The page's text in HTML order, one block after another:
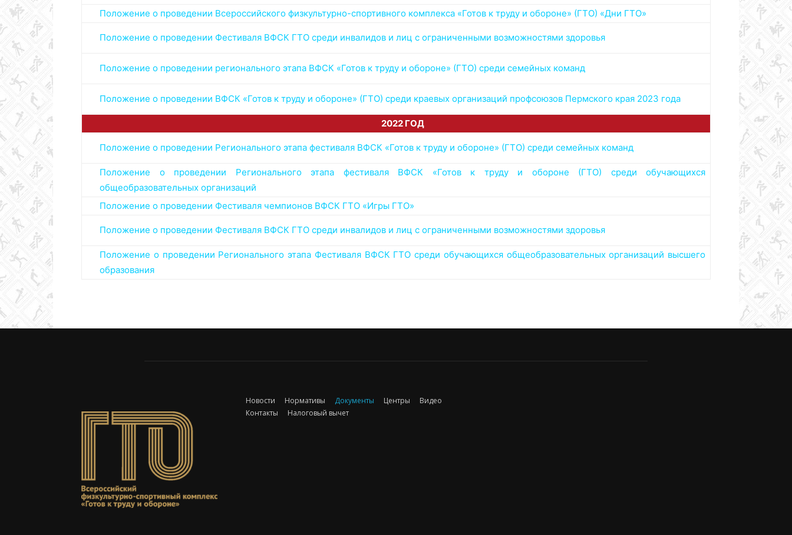
Положение о проведении Всероссийского физкультурно-спортивного комплекса «Готов к труду и обороне» (ГТО) «Дни ГТО»
Положение о проведении Фестиваля ВФСК ГТО среди инвалидов и лиц с ограниченными возможностями здоровья
Положение о проведении регионального этапа ВФСК «Готов к труду и обороне» (ГТО) среди семейных команд
Положение о проведении ВФСК «Готов к труду и обороне» (ГТО) среди краевых организаций профсоюзов Пермского края 2023 года
2022 ГОД
Положение о проведении Регионального этапа фестиваля ВФСК «Готов к труду и обороне» (ГТО) среди семейных команд
Положение о проведении Регионального этапа фестиваля ВФСК «Готов к труду и обороне (ГТО) среди обучающихся
общеобразовательных организаций
Положение о проведении Фестиваля чемпионов ВФСК ГТО «Игры ГТО»
Положение о проведении Фестиваля ВФСК ГТО среди инвалидов и лиц с ограниченными возможностями здоровья
Положение о проведении Регионального этапа Фестиваля ВФСК ГТО среди обучающихся общеобразовательных организаций высшего
образования
Новости Нормативы Документы Центры
Видео
Контакты
Налоговый вычет